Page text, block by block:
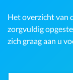
Het overzicht van
zorgvuldig
zich graag aan u